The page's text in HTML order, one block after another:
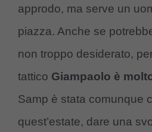
approdo, ma serve un
piazza. Anche se
non troppo desiderato,
tattico Giampaolo è
Samp è stata comunque
quest’estate, dare una